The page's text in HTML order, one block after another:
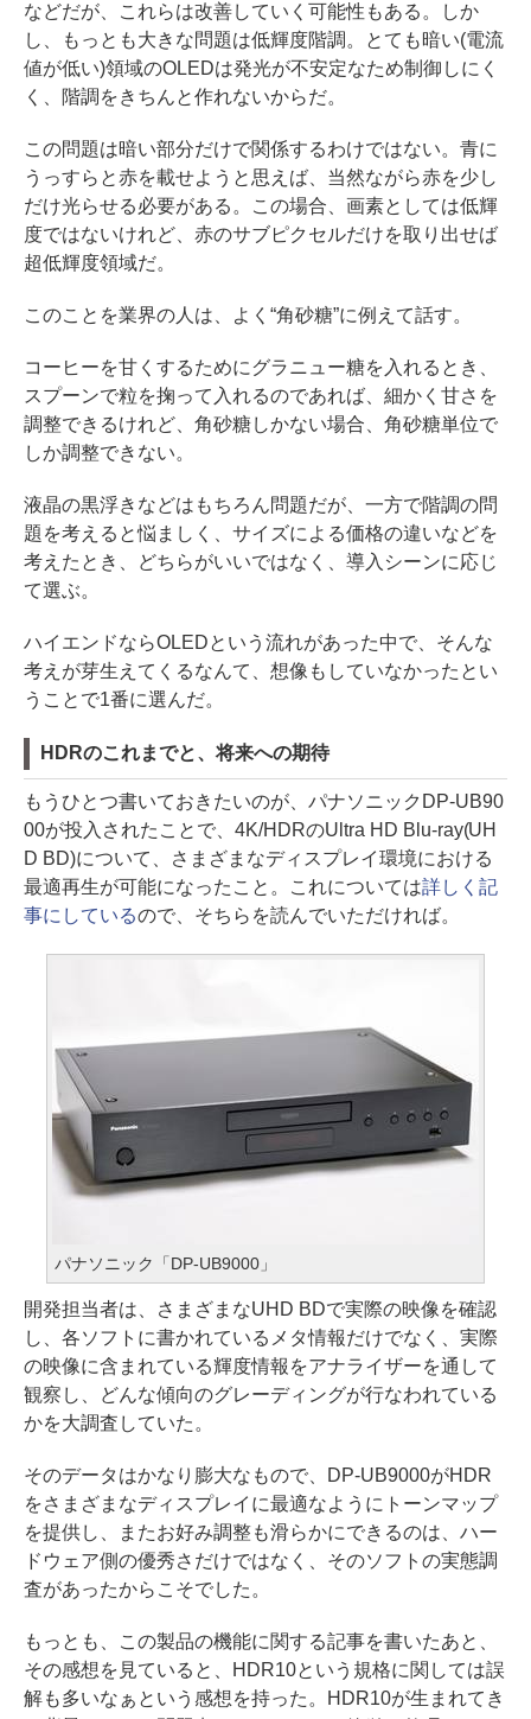
などだが、これらは改善していく可能性もある。しか
し、もっとも大きな問題は低輝度階調。とても暗い(電流
値が低い)領域のOLEDは発光が不安定なため制御しにく
く、階調をきちんと作れないからだ。
この問題は暗い部分だけで関係するわけではない。青に
うっすらと赤を載せようと思えば、当然ながら赤を少し
だけ光らせる必要がある。この場合、画素としては低輝
度ではないけれど、赤のサブピクセルだけを取り出せば
超低輝度領域だ。
このことを業界の人は、よく“角砂糖”に例えて話す。
コーヒーを甘くするためにグラニュー糖を入れるとき、
スプーンで粒を掬って入れるのであれば、細かく甘さを
調整できるけれど、角砂糖しかない場合、角砂糖単位で
しか調整できない。
液晶の黒浮きなどはもちろん問題だが、一方で階調の問
題を考えると悩ましく、サイズによる価格の違いなどを
考えたとき、どちらがいいではなく、導入シーンに応じ
て選ぶ。
ハイエンドならOLEDという流れがあった中で、そんな
考えが芽生えてくるなんて、想像もしていなかったとい
うことで1番に選んだ。
HDRのこれまでと、将来への期待
もうひとつ書いておきたいのが、パナソニックDP-UB90
00が投入されたことで、4K/HDRのUltra HD Blu-ray(UH
D BD)について、さまざまなディスプレイ環境における
最適再生が可能になったこと。これについては詳しく記
事にしているので、そちらを読んでいただければ。
パナソニック「DP-UB9000」
開発担当者は、さまざまなUHD BDで実際の映像を確認
し、各ソフトに書かれているメタ情報だけでなく、実際
の映像に含まれている輝度情報をアナライザーを通して
観察し、どんな傾向のグレーディングが行なわれている
かを大調査していた。
そのデータはかなり膨大なもので、DP-UB9000がHDR
をさまざまなディスプレイに最適なようにトーンマップ
を提供し、またお好み調整も滑らかにできるのは、ハー
ドウェア側の優秀さだけではなく、そのソフトの実態調
査があったからこそでした。
もっとも、この製品の機能に関する記事を書いたあと、
その感想を見ていると、HDR10という規格に関しては誤
解も多いなぁという感想を持った。HDR10が生まれてき